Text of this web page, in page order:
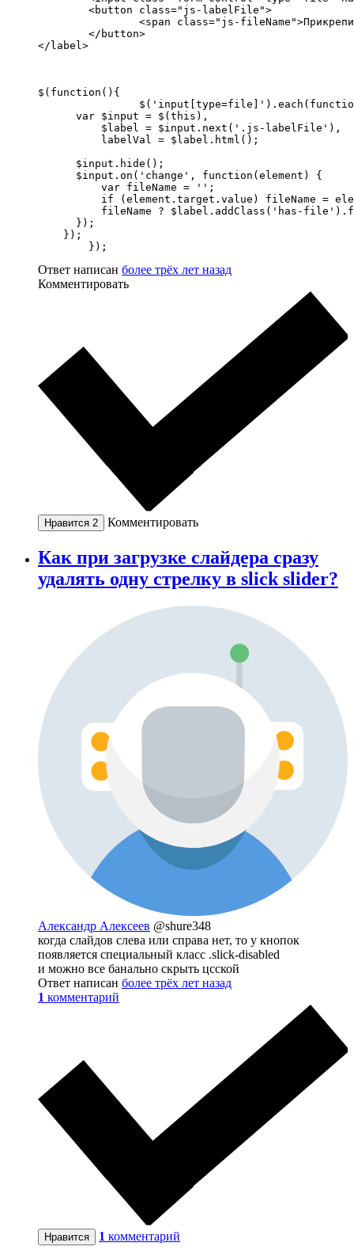
</label>
$(function(){
      var $input = $(this),
          $label = $input.next('.js-labelFile'),
          labelVal = $label.html();
      $input.hide();
      $input.on('change', function(element) {
          var fileName = '';
if (element.target.value) fileName =
fileName ? $label.addClass('has-
      });
    });
	});
Ответ написан более трёх лет назад
Комментировать
Нравится 2 Комментировать
Как при загрузке слайдера сразу
удалять одну стрелку в slick slider?
Александр Алексеев @shure348
когда слайдов слева или справа нет, то у кнопок
появляется специальный класс .slick-disabled
и можно все банально скрыть цсской
Ответ написан более трёх лет назад
1 комментарий
Нравится 1 комментарий